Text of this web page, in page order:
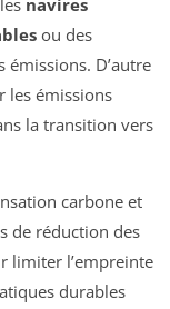
navires
ou des
D’autre
les émissions
la transition vers
carbone et
de réduction des
limiter l’empreinte
durables